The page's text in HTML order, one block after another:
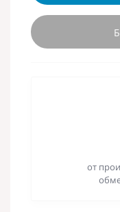
от